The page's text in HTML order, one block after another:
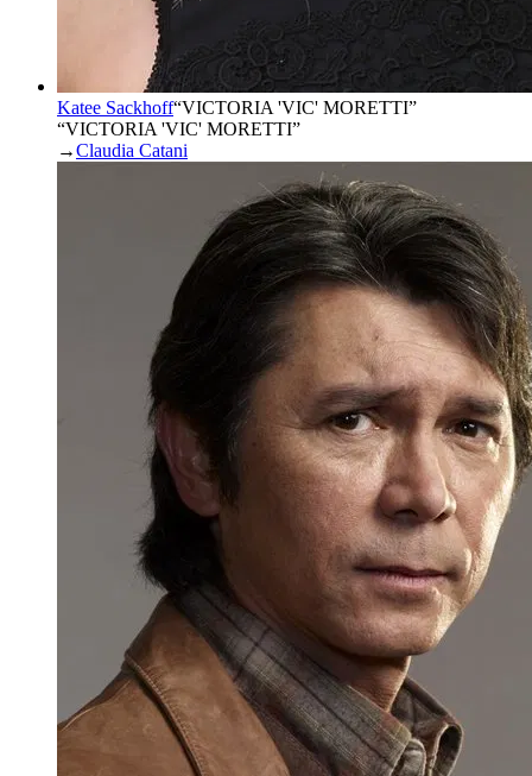
Katee Sackhoff“VICTORIA 'VIC' MORETTI”
“VICTORIA 'VIC' MORETTI”
→Claudia Catani